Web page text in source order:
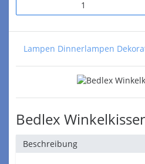
Lampen Dinnerlampen
Bedlex
Beschreibung